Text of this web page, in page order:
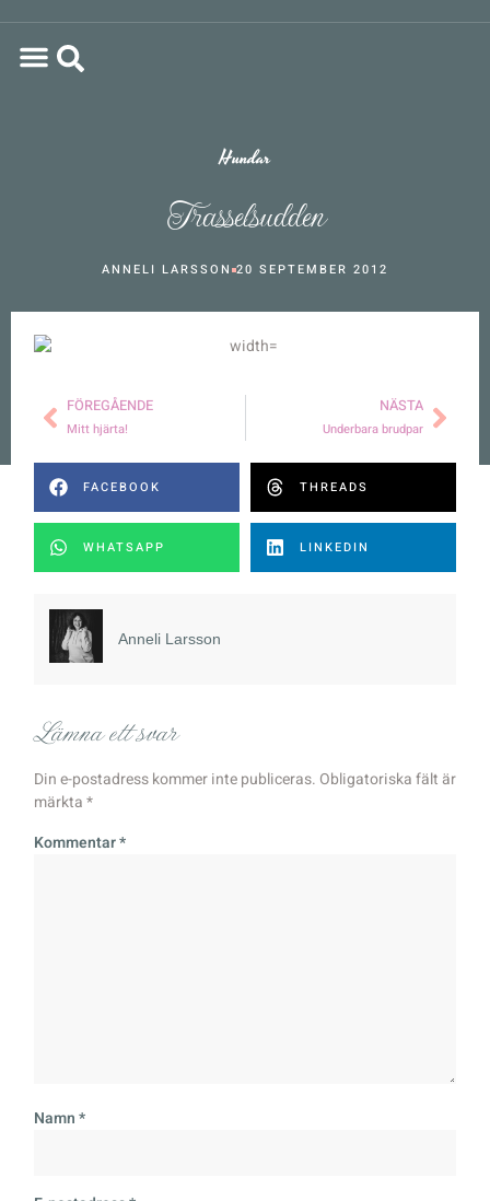
Hundar
Trasselsudden
ANNELI LARSSON 20 SEPTEMBER 2012
FÖREGÅENDE
Mitt hjärta!
NÄSTA
Underbara brudpar
FACEBOOK THREADS
WHATSAPP LINKEDIN
Anneli Larsson
Lämna ett svar
Din e-postadress kommer inte publiceras. Obligatoriska fält är
märkta*
Kommentar*
Namn*